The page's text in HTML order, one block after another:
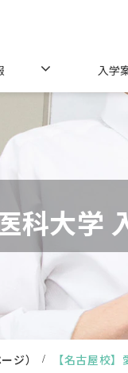
入学
科大学
ジ） 【名古屋校